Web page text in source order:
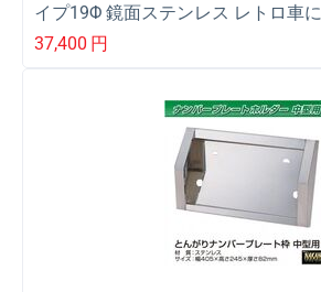
イプ19Φ 鏡面ステンレス レトロ車に
37,400 円